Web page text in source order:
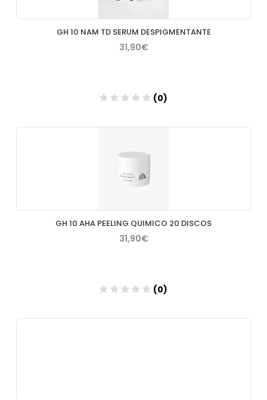
GH 10 NAM TD SERUM DESPIGMENTANTE
31,90€
(0)
GH 10 AHA PEELING QUIMICO 20 DISCOS
31,90€
(0)